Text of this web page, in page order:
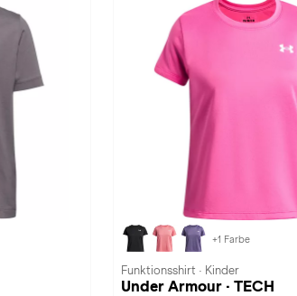
+1 Farbe
Funktionsshirt · Kinder
Under Armour · TECH